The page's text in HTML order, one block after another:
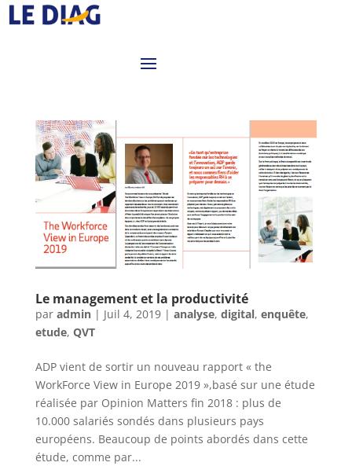
Le management et la productivité
par admin| Juil 4, 2019| analyse, digital, enquête,
etude, QVT
ADP vient de sortir un nouveau rapport « the
WorkForce View in Europe 2019 »,basé sur une étude
réalisée par Opinion Matters fin 2018 : plus de
10.000 salariés sondés dans plusieurs pays
européens. Beaucoup de points abordés dans cette
étude, comme par...